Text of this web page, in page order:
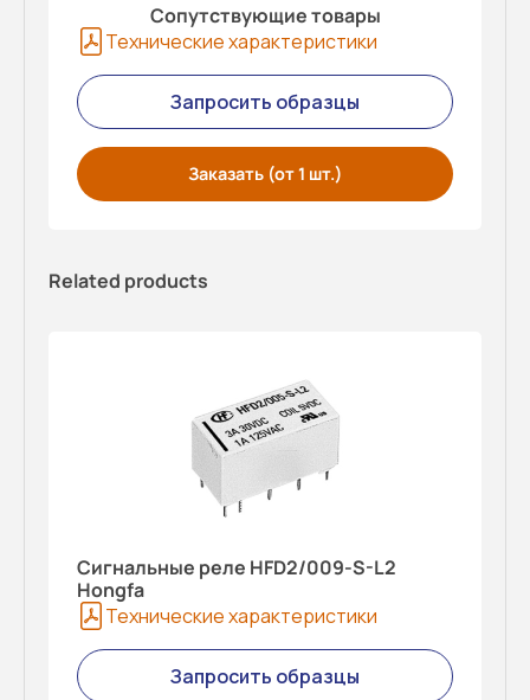
Сопутствующие товары
Технические характеристики
Запросить образцы
Заказать (от 1 шт.)
Related products
Сигнальные реле HFD2/009-S-L2
Hongfa
Технические характеристики
Запросить образцы